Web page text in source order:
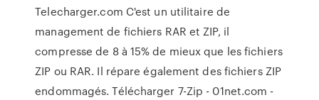
Telecharger.com C'est un utilitaire de
management de fichiers RAR et ZIP, il
compresse de 8 à 15% de mieux que les fichiers
ZIP ou RAR. Il répare également des fichiers ZIP
endommagés. Télécharger 7-Zip - 01net.com -